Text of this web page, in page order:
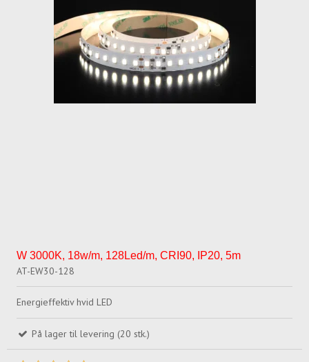
W 3000K, 18w/m, 128Led/m, CRI90, IP20, 5m
AT-EW30-128
Energieffektiv hvid LED
På lager til levering (20 stk.)